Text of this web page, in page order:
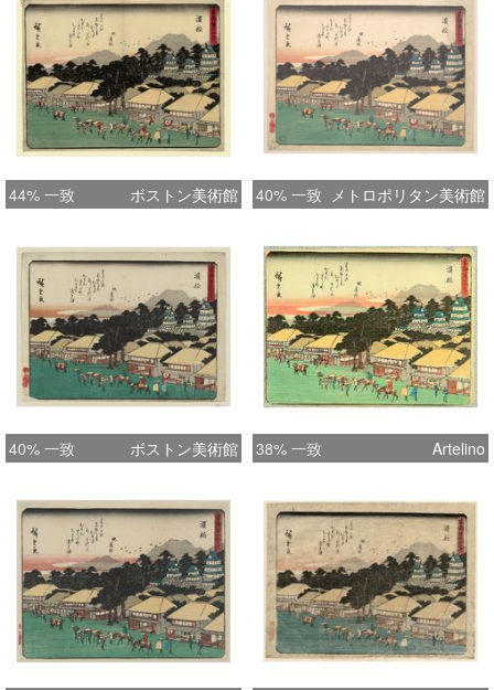
44% 一致 ボストン美術館 40% 一致 メトロポリタン美術館
40% 一致 ボストン美術館 38% 一致 Artelino